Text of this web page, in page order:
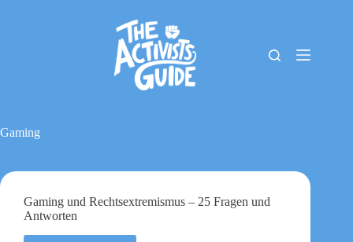
Impressum
Gaming
Gaming und Rechtsextremismus – 25 Fragen und
Antworten